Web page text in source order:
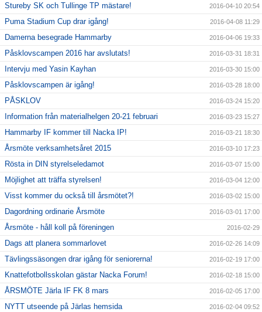
Stureby SK och Tullinge TP mästare! 2016-04-10 20:54
Puma Stadium Cup drar igång! 2016-04-08 11:29
Damerna besegrade Hammarby 2016-04-06 19:33
Påsklovscampen 2016 har avslutats! 2016-03-31 18:31
Intervju med Yasin Kayhan 2016-03-30 15:00
Påsklovscampen är igång! 2016-03-28 18:00
PÅSKLOV 2016-03-24 15:20
Information från materialhelgen 20-21 februari 2016-03-23 15:27
Hammarby IF kommer till Nacka IP! 2016-03-21 18:30
Årsmöte verksamhetsåret 2015 2016-03-10 17:23
Rösta in DIN styrelseledamot 2016-03-07 15:00
Möjlighet att träffa styrelsen! 2016-03-04 12:00
Visst kommer du också till årsmötet?! 2016-03-02 15:00
Dagordning ordinarie Årsmöte 2016-03-01 17:00
Årsmöte - håll koll på föreningen 2016-02-29
Dags att planera sommarlovet 2016-02-26 14:09
Tävlingssäsongen drar igång för seniorerna! 2016-02-19 17:00
Knattefotbollsskolan gästar Nacka Forum! 2016-02-18 15:00
ÅRSMÖTE Järla IF FK 8 mars 2016-02-05 17:00
NYTT utseende på Järlas hemsida 2016-02-04 09:52